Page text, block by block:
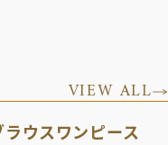
VIEW ALL
ラウス ワンピース